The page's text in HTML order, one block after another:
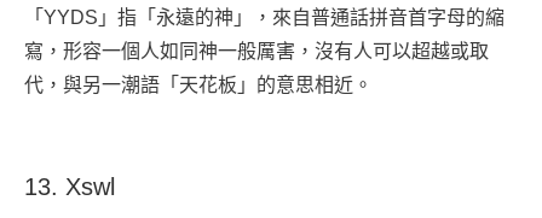
「YYDS」指「永遠的神」，來自普通話拼音首字母的縮
寫，形容一個人如同神一般厲害，沒有人可以超越或取
代，與另一潮語「天花板」的意思相近。
13. Xswl